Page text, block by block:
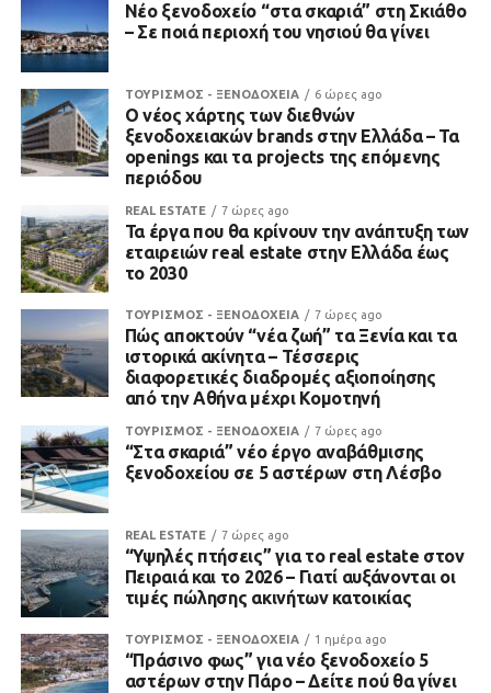
Νέο ξενοδοχείο “στα σκαριά” στη Σκιάθο
– Σε ποιά περιοχή του νησιού θα γίνει
ΤΟΥΡΙΣΜΟΣ - ΞΕΝΟΔΟΧΕΙΑ 6 ώρες ago
Ο νέος χάρτης των διεθνών
ξενοδοχειακών brands στην Ελλάδα – Τα
openings και τα projects της επόμενης
περιόδου
REAL ESTATE 7 ώρες ago
Τα έργα που θα κρίνουν την ανάπτυξη των
εταιρειών real estate στην Ελλάδα έως
το 2030
ΤΟΥΡΙΣΜΟΣ - ΞΕΝΟΔΟΧΕΙΑ 7 ώρες ago
Πώς αποκτούν “νέα ζωή” τα Ξενία και τα
ιστορικά ακίνητα – Τέσσερις
διαφορετικές διαδρομές αξιοποίησης
από την Αθήνα μέχρι Κομοτηνή
ΤΟΥΡΙΣΜΟΣ - ΞΕΝΟΔΟΧΕΙΑ 7 ώρες ago
“Στα σκαριά” νέο έργο αναβάθμισης
ξενοδοχείου σε 5 αστέρων στη Λέσβο
REAL ESTATE 7 ώρες ago
“Υψηλές πτήσεις” για το real estate στον
Πειραιά και το 2026 – Γιατί αυξάνονται οι
τιμές πώλησης ακινήτων κατοικίας
ΤΟΥΡΙΣΜΟΣ - ΞΕΝΟΔΟΧΕΙΑ 1 ημέρα ago
“Πράσινο φως” για νέο ξενοδοχείο 5
αστέρων στην Πάρο – Δείτε πού θα γίνει